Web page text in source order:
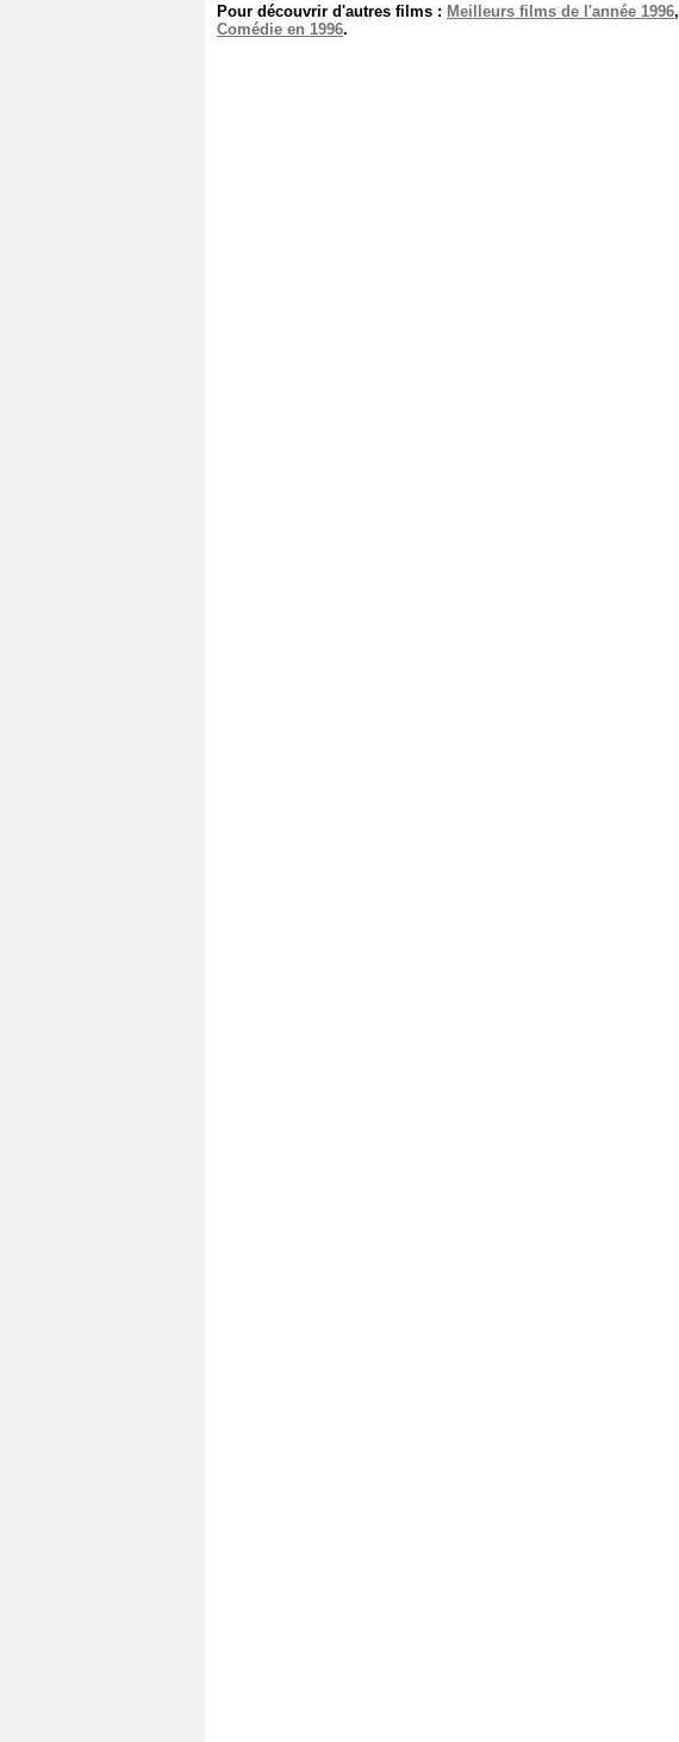
Pour découvrir d'autres films : Meilleurs films de l'année 1996,
Comédie en 1996.